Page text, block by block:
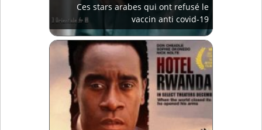
Ces stars arabes qui ont refusé le
vaccin anti covid-19